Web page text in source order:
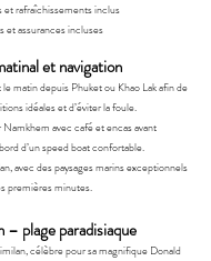
et rafraîchissements inclus
et assurances incluses
et navigation
matin depuis Phuket ou Khao Lak afin de
idéales et d’éviter la foule.
avec café et encas avant
d’un speed boat confortable.
avec des paysages marins exceptionnels
premières minutes.
– plage paradisiaque
célèbre pour sa magnifique Donald